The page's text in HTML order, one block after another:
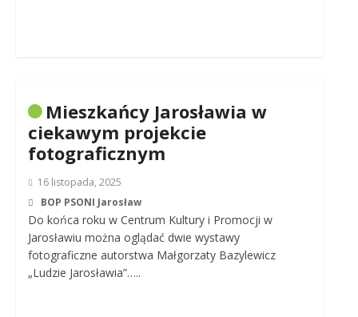
Mieszkańcy Jarosławia w
ciekawym projekcie
fotograficznym
16 listopada, 2025
BOP PSONI Jarosław
Do końca roku w Centrum Kultury i Promocji w
Jarosławiu można oglądać dwie wystawy
fotograficzne autorstwa Małgorzaty Bazylewicz
„Ludzie Jarosławia”…..